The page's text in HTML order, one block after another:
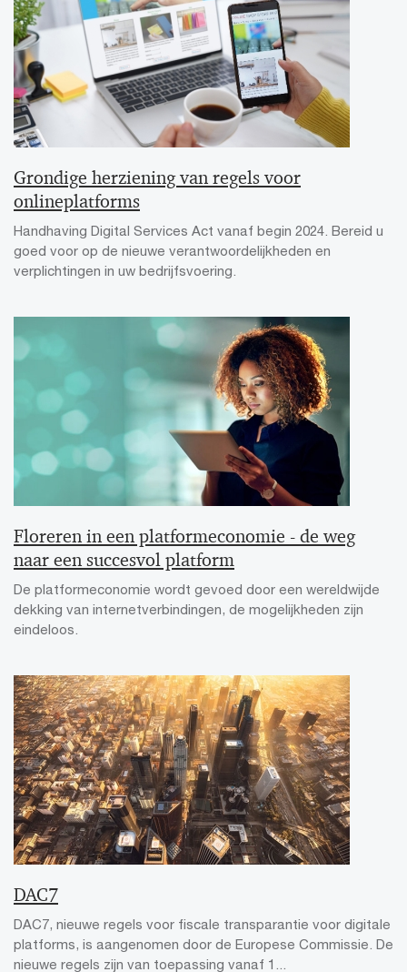
Grondige herziening van regels voor
onlineplatforms
Handhaving Digital Services Act vanaf begin 2024. Bereid u
goed voor op de nieuwe verantwoordelijkheden en
verplichtingen in uw bedrijfsvoering.
Floreren in een platformeconomie - de weg
naar een succesvol platform
De platformeconomie wordt gevoed door een wereldwijde
dekking van internetverbindingen, de mogelijkheden zijn
eindeloos.
DAC7
DAC7, nieuwe regels voor fiscale transparantie voor digitale
platforms, is aangenomen door de Europese Commissie. De
nieuwe regels zijn van toepassing vanaf 1...